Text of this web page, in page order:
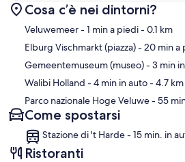
Mappa
Cosa c’è nei dintorni?
Veluwemeer- 1 min a piedi- 0.1 km
Elburg Vischmarkt (piazza)- 20 min a
Gemeentemuseum (museo)- 3 min
Walibi Holland - 4 min in auto- 4.7 km
Parco nazionale Hoge Veluwe- 55
Come spostarsi
Stazione di 't Harde - 15 min. in
Ristoranti